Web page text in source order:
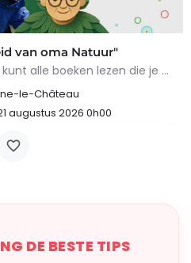
van oma Natuur"
Je kunt er niet omheen: je kunt alle boeken lezen die je wilt, maar niets overtreft de tips en trucs van Oma…
le-Château
augustus 2026 0h00
DE BESTE TIPS